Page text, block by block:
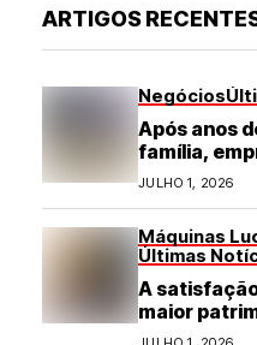
ARTIGOS
Negócios
Após anos
família,
transforma
turismo em
JULHO 1, 2026
Máquinas
Últimas
A
maior
franquia